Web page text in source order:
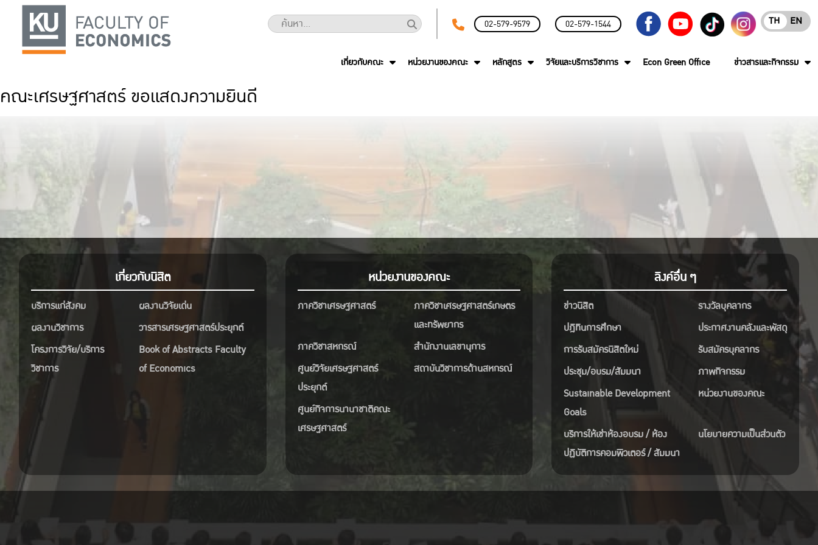
02-579-9579 02-579-1544 EN
TH
เกี่ยวกับคณะ หน่วยงานของคณะ หลักสูตร วิจัยและบริการวิชาการ Econ Green Office ข่าวสารและกิจกรรม
คณะเศรษฐศาสตร์ ขอแสดงความยินดี
เกี่ยวกับนิสิต
บริการแก่สังคม
ผลงานวิจัยเด่น
ผลงานวิชาการ
วารสารเศรษฐศาสตร์ประยุกต์
โครงการวิจัย/บริการ
วิชาการ
Book of Abstracts Faculty
of Economics
หน่วยงานของคณะ
ภาควิชาเศรษฐศาสตร์
ภาควิชาเศรษฐศาสตร์เกษตร
และทรัพยากร
ภาควิชาสหกรณ์
สำนักงานเลขานุการ
ศูนย์วิจัยเศรษฐศาสตร์
ประยุกต์
สถาบันวิชาการด้านสหกรณ์
ศูนย์กิจการนานาชาติคณะ
เศรษฐศาสตร์
ลิงค์อื่น ๆ
ข่าวนิสิต
รางวัลบุคลากร
ปฎิทินการศึกษา
ประกาศงานคลังและพัสดุ
การรับสมัครนิสิตใหม่
รับสมัครบุคลากร
ประชุม/อบรม/สัมมนา
ภาพกิจกรรม
Sustainable Development
Goals
หน่วยงานของคณะ
บริการให้เช่าห้องอบรม / ห้อง
ปฏิบัติการคอมพิวเตอร์ / สัมมนา
นโยบายความเป็นส่วนตัว